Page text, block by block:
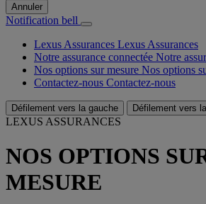
Annuler
Notification bell
Lexus Assurances Lexus Assurances
Notre assurance connectée Notre
Nos options sur mesure Nos options
Contactez-nous Contactez-nous
Défilement vers la gauche Défilement vers
LEXUS ASSURANCES
NOS OPTIONS
MESURE